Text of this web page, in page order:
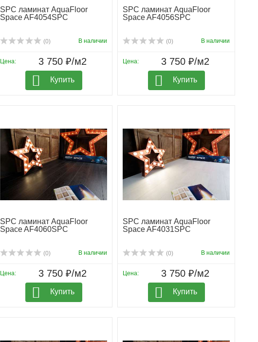
SPC ламинат AquaFloor
Space AF4054SPC
(0) В наличии
Цена: 3 750 ₽/м2
Купить
SPC ламинат AquaFloor
Space AF4056SPC
(0) В наличии
Цена: 3 750 ₽/м2
Купить
SPC ламинат AquaFloor
Space AF4060SPC
(0) В наличии
Цена: 3 750 ₽/м2
Купить
SPC ламинат AquaFloor
Space AF4031SPC
(0) В наличии
Цена: 3 750 ₽/м2
Купить